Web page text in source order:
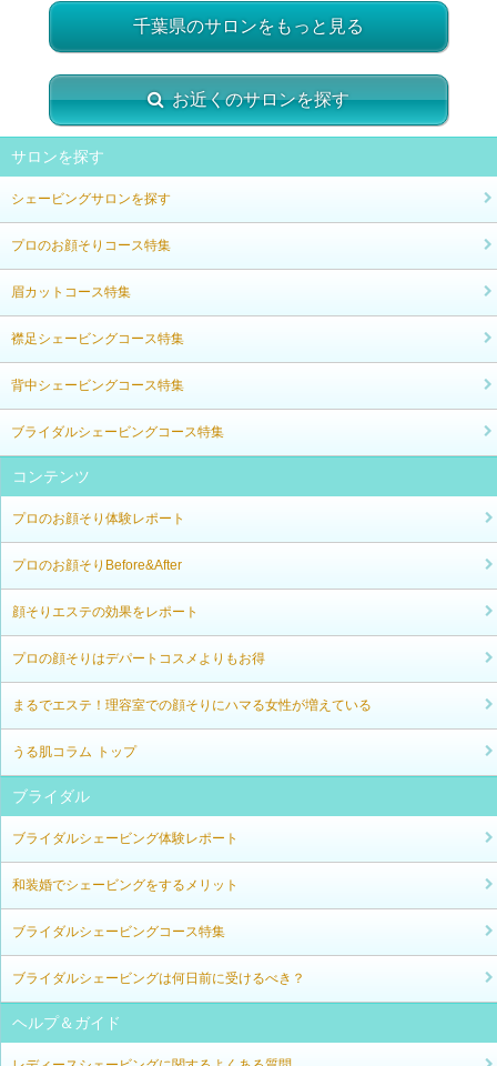
千葉県のサロンをもっと見る
お近くのサロンを探す
サロンを探す
シェービングサロンを探す
プロのお顔そりコース特集
眉カットコース特集
襟足シェービングコース特集
背中シェービングコース特集
ブライダルシェービングコース特集
コンテンツ
プロのお顔そり体験レポート
プロのお顔そりBefore&After
顔そりエステの効果をレポート
プロの顔そりはデパートコスメよりもお得
まるでエステ！理容室での顔そりにハマる女性が増えている
うる肌コラム トップ
ブライダル
ブライダルシェービング体験レポート
和装婚でシェービングをするメリット
ブライダルシェービングコース特集
ブライダルシェービングは何日前に受けるべき？
ヘルプ＆ガイド